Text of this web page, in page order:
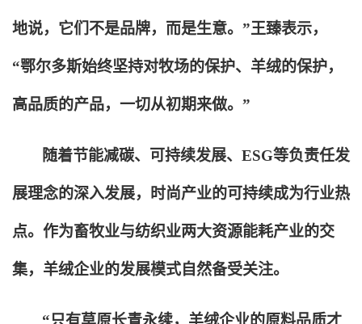
地说，它们不是品牌，而是生意。”王臻表示，
“鄂尔多斯始终坚持对牧场的保护、羊绒的保护，
高品质的产品，一切从初期来做。”
随着节能减碳、可持续发展、ESG等负责任发
展理念的深入发展，时尚产业的可持续成为行业热
点。作为畜牧业与纺织业两大资源能耗产业的交
集，羊绒企业的发展模式自然备受关注。
“只有草原长青永续，羊绒企业的原料品质才